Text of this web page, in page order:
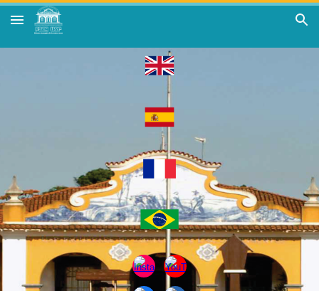
Skip to main content Skip to navigation